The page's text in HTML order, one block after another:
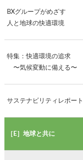
BXグループがめざす
人と地球の快適環境
特集：快適環境の追求
〜気候変動に備える〜
サステナビリティレポート
［E］地球と共に